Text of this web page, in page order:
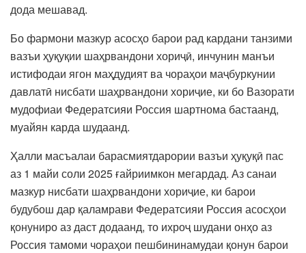
дода мешавад.
Бо фармони мазкур асосҳо барои рад кардани танзими
вазъи ҳуқуқии шаҳрвандони хориҷӣ, инчунин манъи
истифодаи ягон маҳдудият ва чораҳои маҷбуркунии
давлатӣ нисбати шаҳрвандони хориҷие, ки бо Вазорати
мудофиаи Федератсияи Россия шартнома бастаанд,
муайян карда шудаанд.
Ҳалли масъалаи барасмиятдарории вазъи ҳуқуқӣ пас
аз 1 майи соли 2025 ғайриимкон мегардад. Аз санаи
мазкур нисбати шаҳрвандони хориҷие, ки барои
будубош дар қаламрави Федератсияи Россия асосҳои
қонуниро аз даст додаанд, то ихроҷ шудани онҳо аз
Россия тамоми чораҳои пешбининамудаи қонун барои